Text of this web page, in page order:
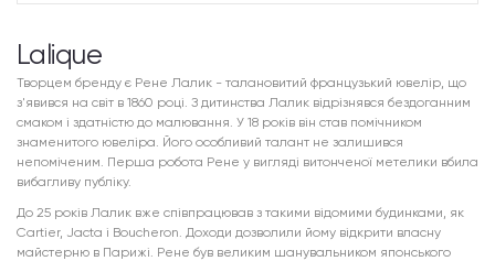
Lalique
Творцем бренду є Рене Лалик - талановитий французький ювелір, що
з'явився на світ в 1860 році. З дитинства Лалик відрізнявся бездоганним
смаком і здатністю до малювання. У 18 років він став помічником
знаменитого ювеліра. Його особливий талант не залишився
непоміченим. Перша робота Рене у вигляді витонченої метелики вбила
вибагливу публіку.
До 25 років Лалик вже співпрацював з такими відомими будинками, як
Cartier, Jacta і Boucheron. Доходи дозволили йому відкрити власну
майстерню в Парижі. Рене був великим шанувальником японського